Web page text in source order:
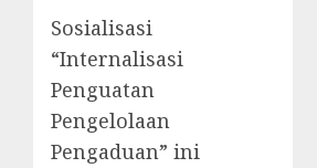
Sosialisasi
“Internalisasi
Penguatan
Pengelolaan
Pengaduan” ini